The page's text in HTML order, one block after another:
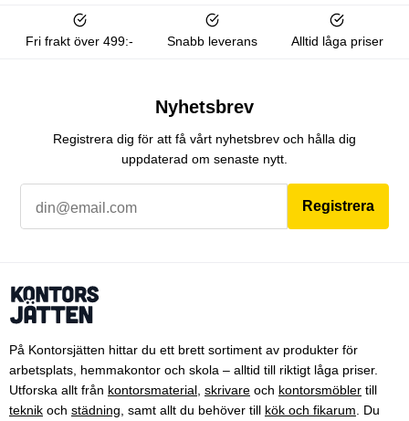
Fri frakt över 499:- Snabb leverans Alltid låga priser
Nyhetsbrev
Registrera dig för att få vårt nyhetsbrev och hålla dig
uppdaterad om senaste nytt.
Registrera
På Kontorsjätten hittar du ett brett sortiment av produkter för
arbetsplats, hemmakontor och skola – alltid till riktigt låga priser.
Utforska allt från kontorsmaterial skrivare och kontorsmöbler till
teknik och städning , samt allt du behöver till kök och fikarum . Du